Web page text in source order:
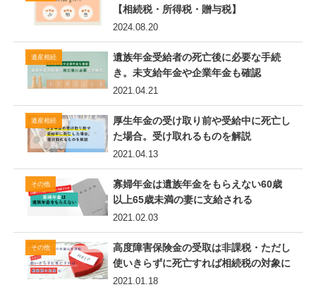
2024.08.20
【相続税・所得税・贈与税】
遺産相続
2021.04.21
遺族年金受給者の死亡後に必要な手続
き。未支給年金や企業年金も確認
遺産相続
2021.04.13
厚生年金の受け取り前や受給中に死亡し
た場合。受け取れるものを解説
その他
2021.02.03
寡婦年金は遺族年金をもらえない60歳
以上65歳未満の妻に支給される
その他
2021.01.18
高度障害保険金の受取は非課税・ただし
使いきらずに死亡すれば相続税の対象に